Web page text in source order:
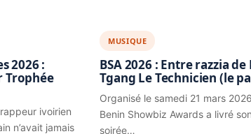
2026 :
Trophée
ivoirien
n’avait jamais
MUSIQUE
BSA 2026 : Entre razzia
Tgang Le Technicien (le
Organisé le samedi 21 mars
Benin Showbiz Awards a livré
soirée…